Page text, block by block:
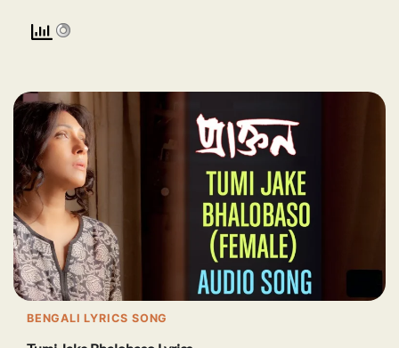
BENGALI LYRICS SONG